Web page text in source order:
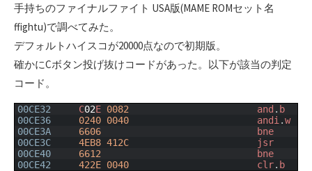
手持ちのファイナルファイト USA版(MAME ROMセット名
ffightu)で調べてみた。
デフォルトハイスコが20000点なので初期版。
確かにCボタン投げ抜けコードがあった。以下が該当の判定
コード。
00CE32 C02E 0082 and . b
00CE36
0240 0040 andi .w
00CE3A
6606
bne
00CE3C
4EB8 412C
jsr
00CE40
6612
bne
00CE42
422E 0040 clr. b